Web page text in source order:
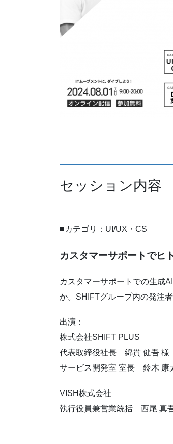
セッション内容
■カテゴリ：UI/UX・CS
カスタマーサポートでヒ
カスタマーサポートでの生成
か。SHIFTグループ内の発注
出演：
株式会社SHIFT PLUS
代表取締役社長 綿貫 健吾 様
サービス開発室 室長 鈴木 康
VISH株式会社
執行役員兼営業統括 西尾 真